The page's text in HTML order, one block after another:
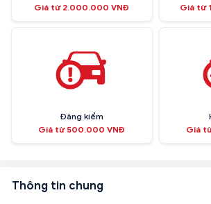
Giá từ 2.000.000 VNĐ
Giá từ
Đăng kiểm
Giá từ 500.000 VNĐ
Giá
Thông tin chung